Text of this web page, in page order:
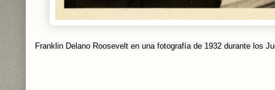
Franklin Delano Roosevelt en una fotografía de 1932 durante los